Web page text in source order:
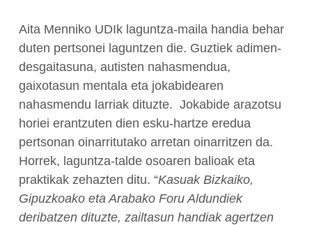
Aita Menniko UDIk laguntza-maila handia behar
duten pertsonei laguntzen die. Guztiek adimen-
desgaitasuna, autisten nahasmendua,
gaixotasun mentala eta jokabidearen
nahasmendu larriak dituzte. Jokabide arazotsu
horiei erantzuten dien esku-hartze eredua
pertsonan oinarritutako arretan oinarritzen da.
Horrek, laguntza-talde osoaren balioak eta
praktikak zehazten ditu. “Kasuak Bizkaiko,
Gipuzkoako eta Arabako Foru Aldundiek
deribatzen dituzte, zailtasun handiak agertzen